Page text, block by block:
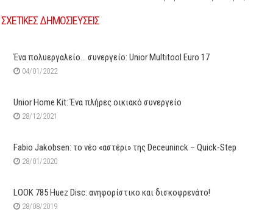
ΣΧΕΤΙΚΕΣ ΔΗΜΟΣΙΕΥΣΕΙΣ
Ένα πολυεργαλείο… συνεργείο: Unior Multitool Euro 17
04/01/2022
Unior Home Kit: Ένα πλήρες οικιακό συνεργείο
28/12/2021
Fabio Jakobsen: το νέο «αστέρι» της Deceuninck – Quick-Step
28/01/2020
LOOK 785 Huez Disc: ανηφορίστικο και δισκοφρενάτο!
28/08/2019